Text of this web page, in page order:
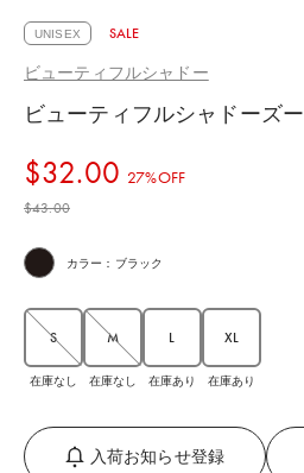
UNISEX SALE
ビューティフルシャドー
ビューティフルシャドーズ
$‌32.00 27%OFF
$‌43.00
カラー：ブラック
S
在庫なし
M
在庫なし
L
在庫あり
XL
在庫あり
入荷お知らせ登録